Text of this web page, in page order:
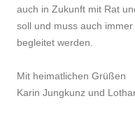
auch in Zukunft mit Rat
soll und muss auch
begleitet werden.
Mit heimatlichen Grüßen
Karin Jungkunz und